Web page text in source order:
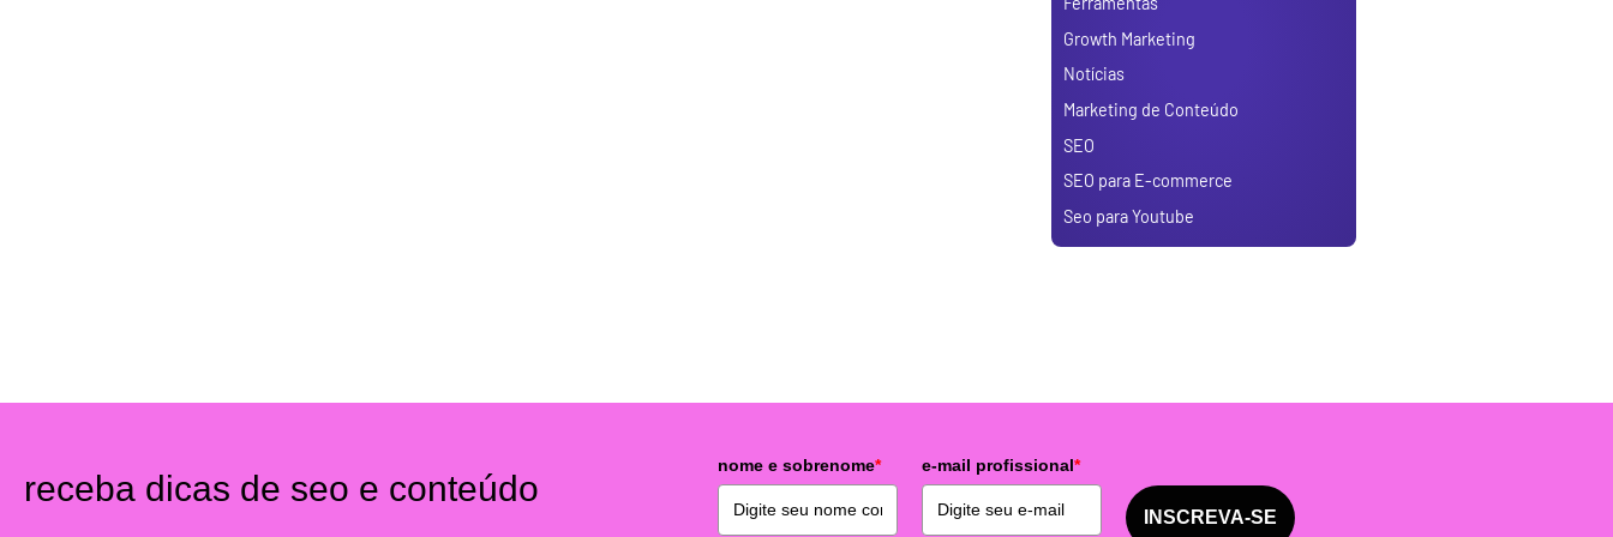
Growth Marketing
Notícias
Marketing de Conteúdo
SEO
SEO para E-commerce
Seo para Youtube
receba dicas de seo e conteúdo
nome e sobrenome* e-mail profissional*
INSCREVA-SE